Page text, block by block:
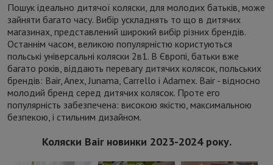
Пошук ідеально дитячої коляски, для молодих батьків, може
зайняти багато часу. Вибір ускладнять то що в дитячих
магазинах, представлений широкий вибір різних брендів.
Останнім часом, великою популярністю користуються
польські універсальні коляски 2в1. В Європі, батьки вже
багато років, віддають перевагу дитячих колясок, польських
брендів: Bair, Anex, Junama, Carrello і Adamex. Bair - відносно
молодий бренд серед дитячих колясок. Проте его
популярність забезпечена: високою якістю, максимальною
безпекою, і стильним дизайном.
Коляски Bair новинки 2023-2024 року.